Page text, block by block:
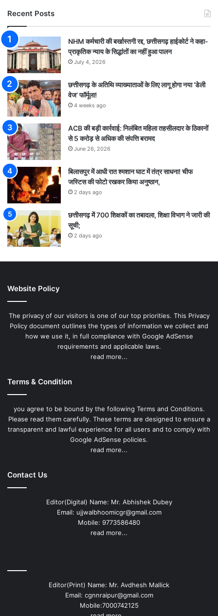
Recent Posts
NHM कर्मचारी की बर्खास्तगी रद्द, छत्तीसगढ़ हाईकोर्ट ने कहा-
प्राकृतिक न्याय के सिद्धांतों का नहीं हुआ पालन
July 4, 2026
छत्तीसगढ़ के अतिथि व्याख्याताओं के लिए लागू होगा नया ‘डेली
वेज’ फॉर्मूला!
4 weeks ago
ACB की बड़ी कार्रवाई: निलंबित महिला तहसीलदार के ठिकानों
से 5 करोड़ से अधिक की संपत्ति बरामद
June 26, 2026
बिलासपुर में आधी रात श्मशान घाट में तंत्र साधना! चीफ
जस्टिस की फोटो रखकर किया अनुष्ठान,
2 days ago
छत्तीसगढ़ में 700 शिक्षकों का तबादला, शिक्षा विभाग ने जारी की
सूची;
2 days ago
Website Policy
The privacy of our visitors is one of our top priorities. This Privacy
Policy document outlines the types of information we collect and
how we use it, in full compliance with Google AdSense
requirements and applicable laws.
read more...
Terms & Condition
you agree to be bound by the following Terms and Conditions.
Please read them carefully. These terms are designed to ensure a
transparent and lawful experience for all users and to comply with
Google AdSense policies.
read more...
Contact Us
Editor(Digital) Name: Mr. Abhishek Dubey
Email: ujjwalbhoomicgr@gmail.com
Mobile: 9773586480
read more...
Editor(Print) Name: Mr. Avdhesh Mallick
Email: cgnnraipur@gmail.com
Mobile:7000742125